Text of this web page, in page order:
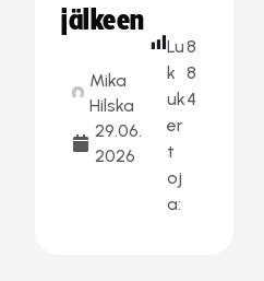
jälkeen
Mika
Hilska
29.06.
2026
Lu
k
uk
er
t
oj
a:
8
8
4